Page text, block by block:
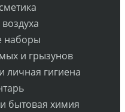
наборы
и грызунов
личная гигиена
бытовая химия